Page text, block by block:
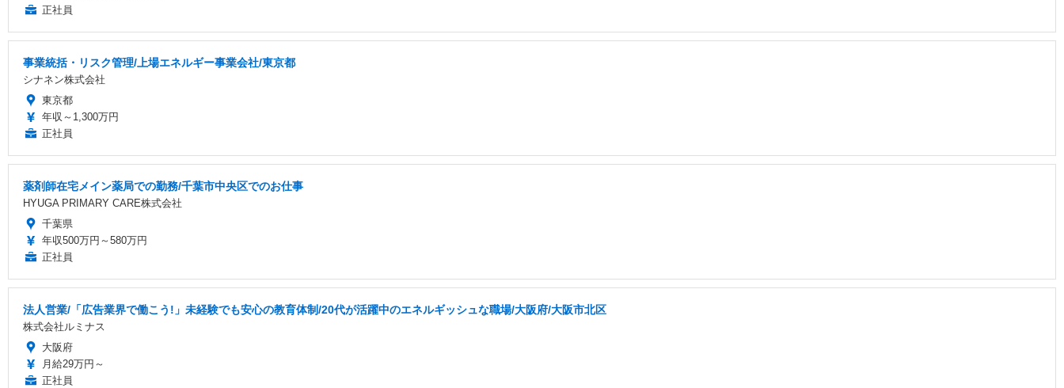
正社員
事業統括・リスク管理/上場エネルギー事業会社/東京都
シナネン株式会社
東京都
年収～1,300万円
正社員
薬剤師在宅メイン薬局での勤務/千葉市中央区でのお仕事
HYUGA PRIMARY CARE株式会社
千葉県
年収500万円～580万円
正社員
法人営業/「広告業界で働こう!」未経験でも安心の教育体制/20代が活躍中のエネルギッシュな職場/大阪府/大阪市北区
株式会社ルミナス
大阪府
月給29万円～
正社員